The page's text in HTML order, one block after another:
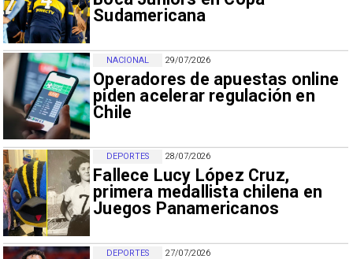
Sudamericana
29/07/2026
Operadores de apuestas online
piden acelerar regulación en
Chile
NACIONAL
28/07/2026
Fallece Lucy López Cruz,
primera medallista chilena en
Juegos Panamericanos
DEPORTES
27/07/2026
DEPORTES